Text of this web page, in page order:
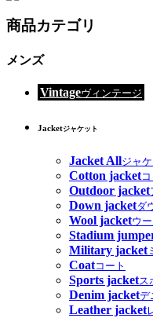
商品カテゴリ
メンズ
Vintageヴィンテージ
Jacketジャケット
Jacket Allジャ
Cotton jacketコ
Outdoor jacket
Down jacketダ
Wool jacketウ
Stadium
Military jacket
Coatコート
Sports jacketス
Denim jacketデ
Leather jacket